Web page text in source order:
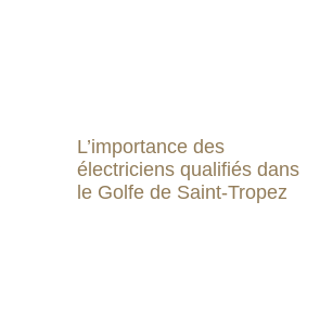
L’importance des
électriciens qualifiés dans
le Golfe de Saint-Tropez